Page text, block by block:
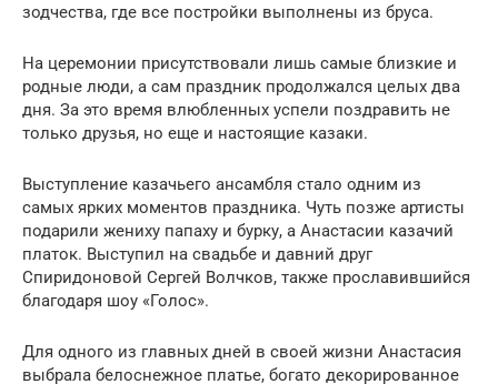
зодчества, где все постройки выполнены из бруса.
На церемонии присутствовали лишь самые близкие и
родные люди, а сам праздник продолжался целых два
дня. За это время влюбленных успели поздравить не
только друзья, но еще и настоящие казаки.
Выступление казачьего ансамбля стало одним из
самых ярких моментов праздника. Чуть позже артисты
подарили жениху папаху и бурку, а Анастасии казачий
платок. Выступил на свадьбе и давний друг
Спиридоновой Сергей Волчков, также прославившийся
благодаря шоу «Голос».
Для одного из главных дней в своей жизни Анастасия
выбрала белоснежное платье, богато декорированное